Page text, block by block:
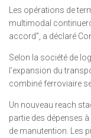
Les opérations de
multimodal
accord”, a déclaré
Selon la société de
l’expansion du
combiné ferroviaire
Un nouveau reach
partie des dépenses
de manutention. Les